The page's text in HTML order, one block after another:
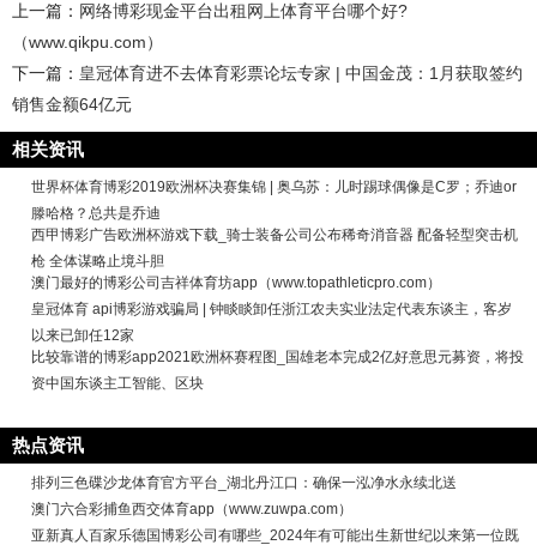
上一篇： 网络博彩现金平台出租网上体育平台哪个好?
（www.qikpu.com）
下一篇： 皇冠体育进不去体育彩票论坛专家 | 中国金茂：1月获取签约
销售金额64亿元
相关资讯
世界杯体育博彩2019欧洲杯决赛集锦 | 奥乌苏：儿时踢球偶像是C罗；乔迪or
滕哈格？总共是乔迪
西甲博彩广告欧洲杯游戏下载_骑士装备公司公布稀奇消音器 配备轻型突击机
枪 全体谋略止境斗胆
澳门最好的博彩公司吉祥体育坊app（www.topathleticpro.com）
皇冠体育 api博彩游戏骗局 | 钟睒睒卸任浙江农夫实业法定代表东谈主，客岁
以来已卸任12家
比较靠谱的博彩app2021欧洲杯赛程图_国雄老本完成2亿好意思元募资，将投
资中国东谈主工智能、区块
热点资讯
排列三色碟沙龙体育官方平台_湖北丹江口：确保一泓净水永续北送
澳门六合彩捕鱼西交体育app（www.zuwpa.com）
亚新真人百家乐德国博彩公司有哪些_2024年有可能出生新世纪以来第一位既